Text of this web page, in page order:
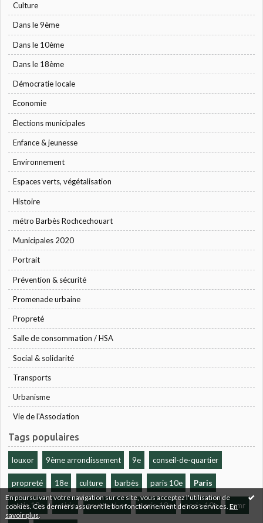
En poursuivant votre navigation sur ce site, vous acceptez l'utilisation de
cookies. Ces derniers assurent le bon fonctionnement de nos services. En
savoir plus.
Culture
Dans le 9ème
Dans le 10ème
Dans le 18ème
Démocratie locale
Economie
Élections municipales
Enfance & jeunesse
Environnement
Espaces verts, végétalisation
Histoire
métro Barbès Rochcechouart
Municipales 2020
Portrait
Prévention & sécurité
Promenade urbaine
Propreté
Salle de consommation / HSA
Social & solidarité
Transports
Urbanisme
Vie de l'Association
Tags populaires
louxor 9ème arrondissement 9e conseil-de-quartier
propreté 18e culture barbès paris 10e Paris
paris 18e voirie goutte-d-or paris-18e paris-10e scmr